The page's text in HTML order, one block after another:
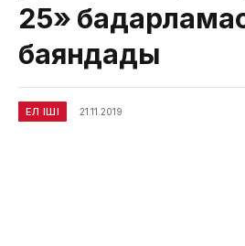
25»
баяндады
ЕЛ ІШІ 21.11.2019